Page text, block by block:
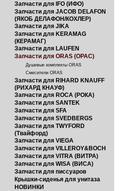
Запчасти для IFO (ИФО)
Запчасти для JACOB DELAFON
(ЯКОБ ДЕЛАФОН/КОХЛЕР)
Запчасти для JIKA
Запчасти для KERAMAG
(КЕРАМАГ)
Запчасти для LAUFEN
Запчасти для ORAS (ОРАС)
Душевые комплекты ORAS
Смесители ORAS
Запчасти для RIHARD KNAUFF
(РИХАРД КНАУФ)
Запчасти для ROCA (РОКА)
Запчасти для SANTEK
Запчасти для SFA
Запчасти для SVEDBERGS
Запчасти для TWYFORD
(Твайфорд)
Запчасти для VIEGA
Запчасти для VILLEROY&BOCH
Запчасти для VITRA (ВИТРА)
Запчасти для WISA (ВИСА)
Запчасти для писсуаров
Крышки-сиденья для унитаза
НОВИНКИ